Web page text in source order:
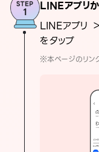
LINEアプリ
LINEアプリ
をタップ
※本ページのリン